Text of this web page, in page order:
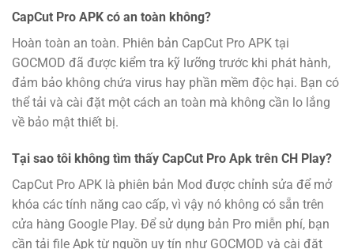
CapCut Pro APK có an toàn không?
Hoàn toàn an toàn. Phiên bản CapCut Pro APK tại
GOCMOD đã được kiểm tra kỹ lưỡng trước khi phát hành,
đảm bảo không chứa virus hay phần mềm độc hại. Bạn có
thể tải và cài đặt một cách an toàn mà không cần lo lắng
về bảo mật thiết bị.
Tại sao tôi không tìm thấy CapCut Pro Apk trên CH Play?
CapCut Pro APK là phiên bản Mod được chỉnh sửa để mở
khóa các tính năng cao cấp, vì vậy nó không có sẵn trên
cửa hàng Google Play. Để sử dụng bản Pro miễn phí, bạn
cần tải file Apk từ nguồn uy tín như GOCMOD và cài đặt